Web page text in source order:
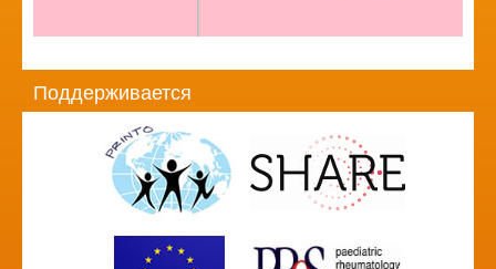
Поддерживается